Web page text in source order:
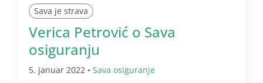
Sava je strava
Verica Petrović o Sava
osiguranju
5. januar 2022 • Sava osiguranje